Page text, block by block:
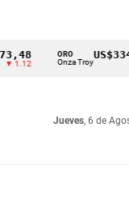
ORO
Onza Troy
US$3342,60
Jueves, 6 de